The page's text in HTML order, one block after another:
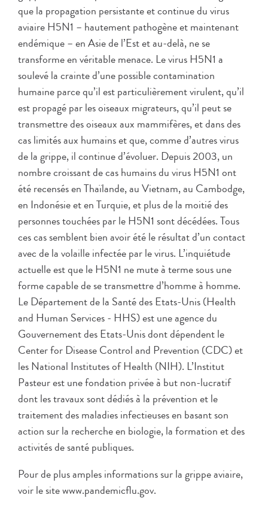
que la propagation persistante et continue du virus
aviaire H5N1 – hautement pathogène et maintenant
endémique – en Asie de l’Est et au-delà, ne se
transforme en véritable menace. Le virus H5N1 a
soulevé la crainte d’une possible contamination
humaine parce qu’il est particulièrement virulent, qu’il
est propagé par les oiseaux migrateurs, qu’il peut se
transmettre des oiseaux aux mammifères, et dans des
cas limités aux humains et que, comme d’autres virus
de la grippe, il continue d’évoluer. Depuis 2003, un
nombre croissant de cas humains du virus H5N1 ont
été recensés en Thaïlande, au Vietnam, au Cambodge,
en Indonésie et en Turquie, et plus de la moitié des
personnes touchées par le H5N1 sont décédées. Tous
ces cas semblent bien avoir été le résultat d’un contact
avec de la volaille infectée par le virus. L’inquiétude
actuelle est que le H5N1 ne mute à terme sous une
forme capable de se transmettre d’homme à homme.
Le Département de la Santé des Etats-Unis (Health
and Human Services - HHS) est une agence du
Gouvernement des Etats-Unis dont dépendent le
Center for Disease Control and Prevention (CDC) et
les National Institutes of Health (NIH). L’Institut
Pasteur est une fondation privée à but non-lucratif
dont les travaux sont dédiés à la prévention et le
traitement des maladies infectieuses en basant son
action sur la recherche en biologie, la formation et des
activités de santé publiques.
Pour de plus amples informations sur la grippe aviaire,
voir le site www.pandemicflu.gov.